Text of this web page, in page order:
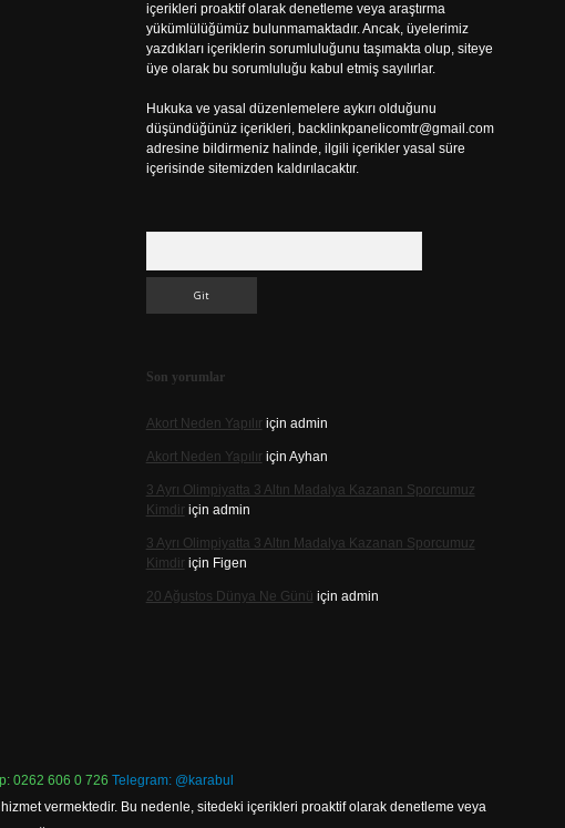
içerikleri proaktif olarak denetleme veya araştırma
yükümlülüğümüz bulunmamaktadır. Ancak, üyelerimiz
yazdıkları içeriklerin sorumluluğunu taşımakta olup, siteye
üye olarak bu sorumluluğu kabul etmiş sayılırlar.
Hukuka ve yasal düzenlemelere aykırı olduğunu
düşündüğünüz içerikleri, backlinkpanelicomtr@gmail.com
adresine bildirmeniz halinde, ilgili içerikler yasal süre
içerisinde sitemizden kaldırılacaktır.
Son yorumlar
Akort Neden Yapılıriçin admin
Akort Neden Yapılıriçin Ayhan
3 Ayrı Olimpiyatta 3 Altın Madalya Kazanan Sporcumuz
Kimdiriçin admin
3 Ayrı Olimpiyatta 3 Altın Madalya Kazanan Sporcumuz
Kimdiriçin Figen
20 Ağustos Dünya Ne Günü için admin
0262 606 0 726 Telegram: @karabul
vermektedir. Bu nedenle, sitedeki içerikleri proaktif olarak denetleme veya